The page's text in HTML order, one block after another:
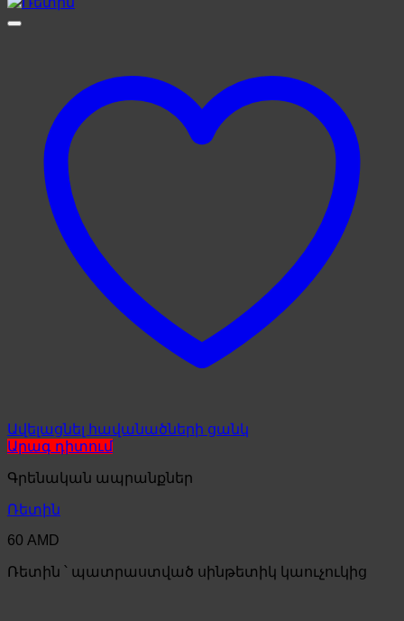
Ավելացնել հավանածների ցանկ
Արագ դիտում
Գրենական ապրանքներ
Ռետին
60 AMD
Ռետին ՝ պատրաստված սինթետիկ կաուչուկից